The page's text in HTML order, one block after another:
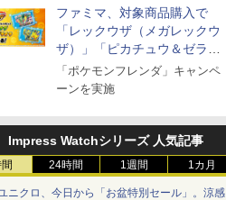
ファミマ、対象商品購入で
「レックウザ（メガレックウ
ザ）」「ピカチュウ＆ゼラオ
ラ」のフレンダピックがもら
える！
「ポケモンフレンダ」キャンペ
ーンを実施
Impress Watchシリーズ 人気記事
24時間 1週間 1カ月
ニクロ、今日から「お盆特別セール」。涼感